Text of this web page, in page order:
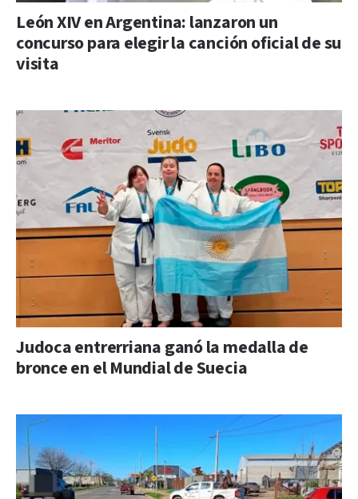
León XIV en Argentina: lanzaron un
concurso para elegir la canción oficial de su
visita
Judoca entrerriana ganó la medalla de
bronce en el Mundial de Suecia